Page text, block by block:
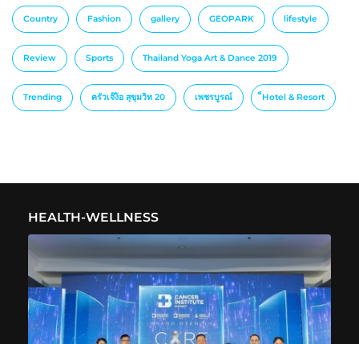
Country Fashion gallery GEOPARK lifestyle
Review Sports Thailand Yoga Art & Dance 2019
Trending ครัวเจ๊ง้อ สุขุมวิท 20 เพชรบูรณ์ ็Hotel & Resort
HEALTH-WELLNESS